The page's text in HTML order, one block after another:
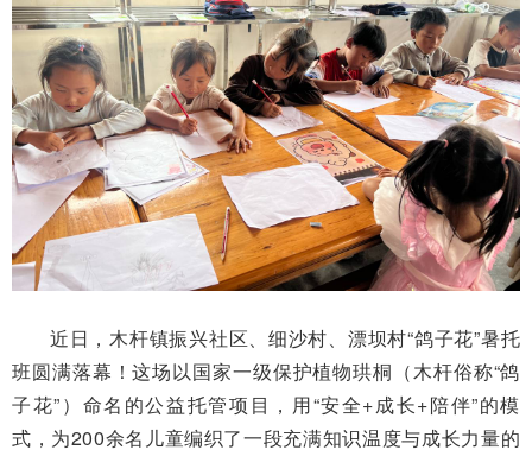
近日，木杆镇振兴社区、细沙村、漂坝村“鸽子花”暑托
班圆满落幕！这场以国家一级保护植物珙桐（木杆俗称“鸽
子花”）命名的公益托管项目，用“安全+成长+陪伴”的模
式，为200余名儿童编织了一段充满知识温度与成长力量的